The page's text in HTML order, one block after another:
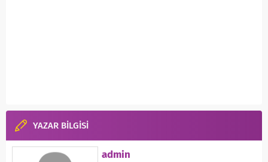
YAZAR BİLGİSİ
admin